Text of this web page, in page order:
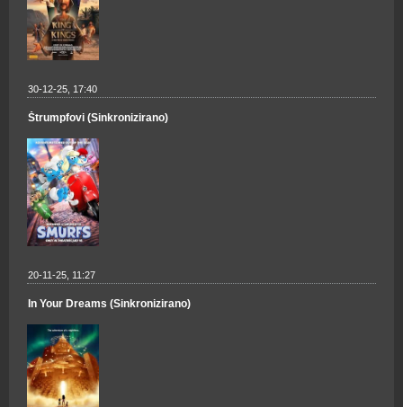
30-12-25, 17:40
Štrumpfovi (Sinkronizirano)
20-11-25, 11:27
In Your Dreams (Sinkronizirano)